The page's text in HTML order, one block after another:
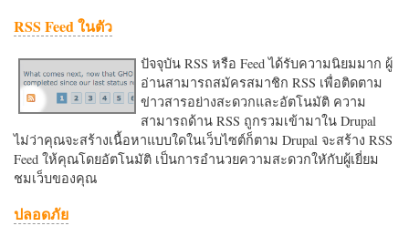
RSS Feed ในตัว
ปัจจุบัน RSS หรือ Feed ได้รับความนิยมมาก ผู้
อ่านสามารถสมัครสมาชิก RSS เพื่อติดตาม
ข่าวสารอย่างสะดวกและอัตโนมัติ ความ
สามารถด้าน RSS ถูกรวมเข้ามาใน Drupal
ไม่ว่าคุณจะสร้างเนื้อหาแบบใดในเว็บไซต์ก็ตาม Drupal จะสร้าง RSS
Feed ให้คุณโดยอัตโนมัติ เป็นการอำนวยความสะดวกใหักับผู้เยี่ยม
ชมเว็บของคุณ
ปลอดภัย